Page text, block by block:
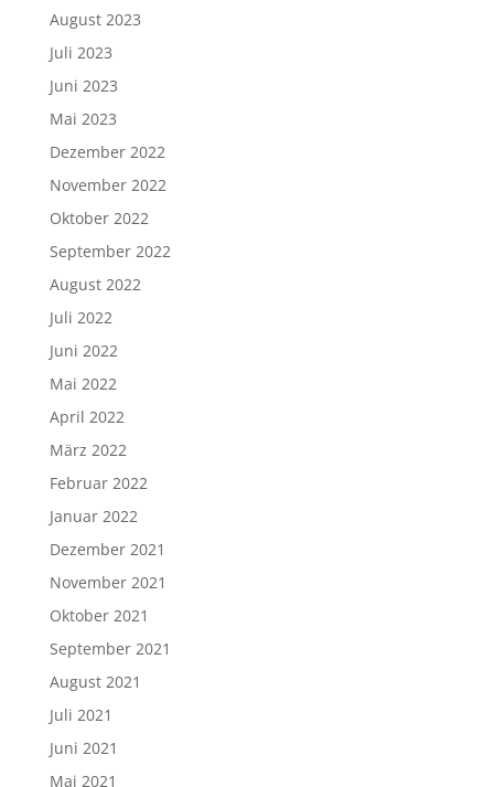
August 2023
Juli 2023
Juni 2023
Mai 2023
Dezember 2022
November 2022
Oktober 2022
September 2022
August 2022
Juli 2022
Juni 2022
Mai 2022
April 2022
März 2022
Februar 2022
Januar 2022
Dezember 2021
November 2021
Oktober 2021
September 2021
August 2021
Juli 2021
Juni 2021
Mai 2021